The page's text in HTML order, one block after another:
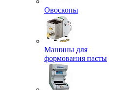
Овоскопы
Машины для
формования пасты